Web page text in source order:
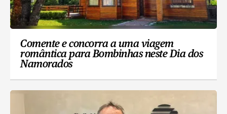
Comente e concorra a uma viagem
romântica para Bombinhas neste Dia dos
Namorados